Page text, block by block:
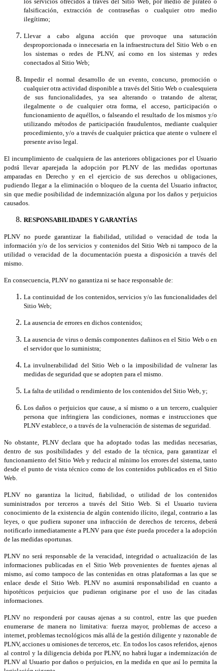
falsificación, extracción de contraseñas o cualquier otro medio
ilegítimo;
Llevar a cabo alguna acción que provoque una saturación
desproporcionada o innecesaria en la infraestructura del Sitio Web o en
los sistemas o redes de PLNV, así como en los sistemas y redes
conectados al Sitio Web;
Impedir el normal desarrollo de un evento, concurso, promoción o
cualquier otra actividad disponible a través del Sitio Web o cualesquiera
de sus funcionalidades, ya sea alterando o tratando de alterar,
ilegalmente o de cualquier otra forma, el acceso, participación o
funcionamiento de aquéllos, o falseando el resultado de los mismos y/o
utilizando métodos de participación fraudulentos, mediante cualquier
procedimiento, y/o a través de cualquier práctica que atente o vulnere el
presente aviso legal.
El incumplimiento de cualquiera de las anteriores obligaciones por el Usuario
podrá llevar aparejada la adopción por PLNV de las medidas oportunas
amparadas en Derecho y en el ejercicio de sus derechos u obligaciones,
pudiendo llegar a la eliminación o bloqueo de la cuenta del Usuario infractor,
sin que medie posibilidad de indemnización alguna por los daños y perjuicios
causados.
RESPONSABILIDADES Y GARANTÍAS
PLNV no puede garantizar la fiabilidad, utilidad o veracidad de toda la
información y/o de los servicios y contenidos del Sitio Web ni tampoco de la
utilidad o veracidad de la documentación puesta a disposición a través del
mismo.
En consecuencia, PLNV no garantiza ni se hace responsable de:
La continuidad de los contenidos, servicios y/o las funcionalidades del
Sitio Web;
La ausencia de errores en dichos contenidos;
La ausencia de virus o demás componentes dañinos en el Sitio Web o en
el servidor que lo suministra;
La invulnerabilidad del Sitio Web o la imposibilidad de vulnerar las
medidas de seguridad que se adopten para el mismo.
La falta de utilidad o rendimiento de los contenidos del Sitio Web, y;
Los daños o perjuicios que cause, a sí mismo o a un tercero, cualquier
persona que infringiera las condiciones, normas e instrucciones que
PLNV establece, o a través de la vulneración de sistemas de seguridad.
No obstante, PLNV declara que ha adoptado todas las medidas necesarias,
dentro de sus posibilidades y del estado de la técnica, para garantizar el
funcionamiento del Sitio Web y reducir al mínimo los errores del sistema, tanto
desde el punto de vista técnico como de los contenidos publicados en el Sitio
Web.
PLNV no garantiza la licitud, fiabilidad, o utilidad de los contenidos
suministrados por terceros a través del Sitio Web. Si el Usuario tuviera
conocimiento de la existencia de algún contenido ilícito, ilegal, contrario a las
leyes, o que pudiera suponer una infracción de derechos de terceros, deberá
notificarlo inmediatamente a PLNV para que éste pueda proceder a la adopción
de las medidas oportunas.
PLNV no será responsable de la veracidad, integridad o actualización de las
informaciones publicadas en el Sitio Web provenientes de fuentes ajenas al
mismo, así como tampoco de las contenidas en otras plataformas a las que se
enlace desde el Sitio Web. PLNV no asumirá responsabilidad en cuanto a
hipotéticos perjuicios que pudieran originarse por el uso de las citadas
informaciones.
PLNV no responderá por causas ajenas a su control, entre las que pueden
enumerarse de manera no limitativa: fuerza mayor, problemas de acceso a
internet, problemas tecnológicos más allá de la gestión diligente y razonable de
PLNV, acciones u omisiones de terceros, etc. En todos los casos referidos, ajenos
al control y la diligencia debida por PLNV, no habrá lugar a indemnización de
PLNV al Usuario por daños o perjuicios, en la medida en que así lo permita la